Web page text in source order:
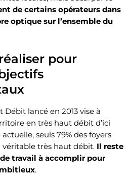
de certains opérateurs dans
optique sur l’ensemble du
pour
Débit lancé en 2013 vise à
en très haut débit d’ici
seuls 79% des foyers
véritable très haut débit. Il reste
travail à accomplir pour
.